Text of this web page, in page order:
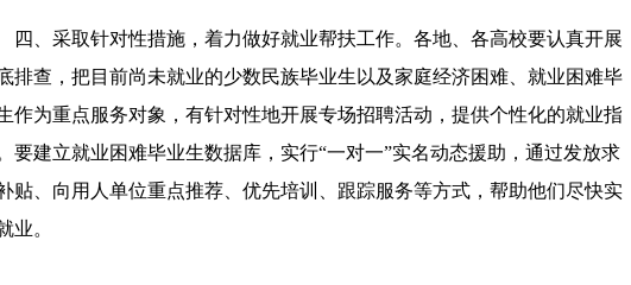
、采取针对性措施，着力做好就业帮扶工作。各地、各高校要认真开展
排查，把目前尚未就业的少数民族毕业生以及家庭经济困难、就业困难毕
作为重点服务对象，有针对性地开展专场招聘活动，提供个性化的就业指
要建立就业困难毕业生数据库，实行“一对一”实名动态援助，通过发放求
贴、向用人单位重点推荐、优先培训、跟踪服务等方式，帮助他们尽快实
业。